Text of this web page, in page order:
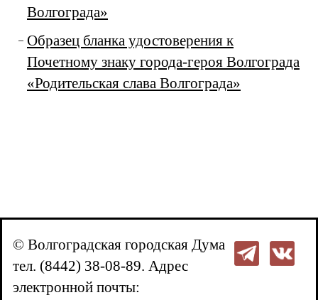
Волгограда»
Образец бланка удостоверения к
Почетному знаку города-героя Волгограда
«Родительская слава Волгограда»
© Волгоградская городская Дума
тел. (8442) 38-08-89. Адрес
электронной почты: